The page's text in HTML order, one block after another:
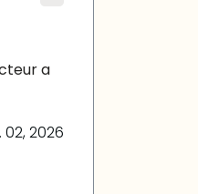
a
02, 2026